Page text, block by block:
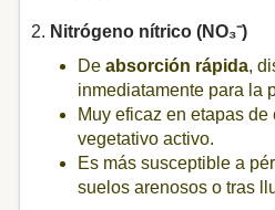
2. Nitrógeno nítrico (NO₃⁻)
De absorción rápida,
inmediatamente para la
Muy eficaz en etapas de
vegetativo activo.
Es más susceptible a
suelos arenosos o tras